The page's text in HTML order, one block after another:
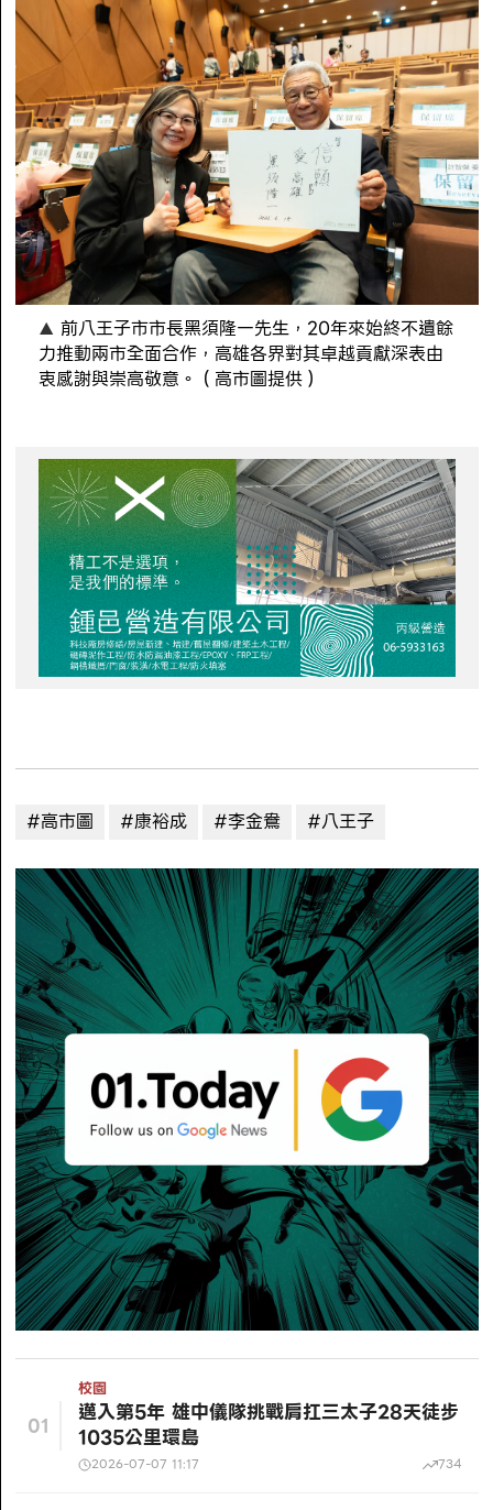
前八王子市市長黑須隆一先生，20年來始終不遺餘
力推動兩市全面合作，高雄各界對其卓越貢獻深表由
衷感謝與崇高敬意。（高市圖提供）
#高市圖 #康裕成 #李金鴦 #八王子
01
校園
邁入第5年 雄中儀隊挑戰肩扛三太子28天徒步
1035公里環島
2026-07-07 11:17 734